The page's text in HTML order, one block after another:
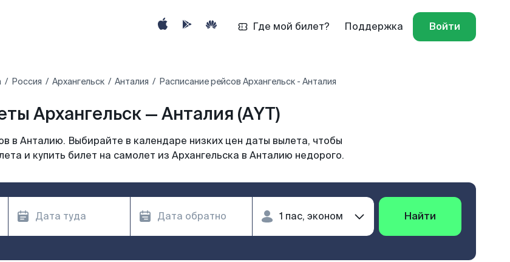
Где мой билет? Поддержка Войти
Россия Архангельск Анталия Расписание рейсов Архангельск - Анталия
Архангельск — Анталия (AYT)
в Анталию. Выбирайте в календаре низких цен даты вылета, чтобы
и купить билет на самолет из Архангельска в Анталию недорого.
Найти